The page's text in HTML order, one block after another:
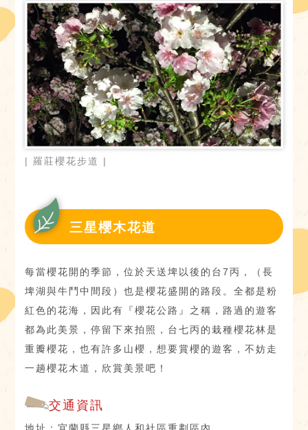
| 羅莊櫻花步道 |
三星櫻木花道
每當櫻花開的季節，位於天送埤以後的台7丙，（長
埤湖與牛鬥中間段）也是櫻花盛開的路段。全都是粉
紅色的花海，因此有『櫻花公路』之稱，路過的遊客
都為此美景，停留下來拍照，台七丙的栽種櫻花林是
重瓣櫻花，也有許多山櫻，想要賞櫻的遊客，不妨走
一趟櫻花木道，欣賞美景吧！
交通資訊